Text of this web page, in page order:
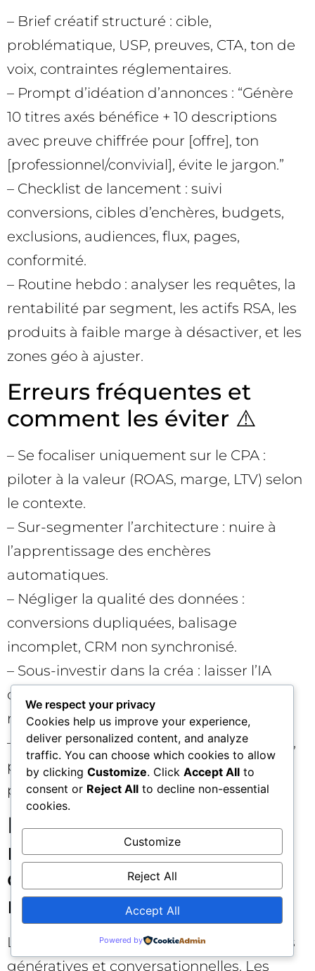
– Brief créatif structuré : cible,
problématique, USP, preuves, CTA, ton de
voix, contraintes réglementaires.
– Prompt d’idéation d’annonces : “Génère
10 titres axés bénéfice + 10 descriptions
avec preuve chiffrée pour [offre], ton
[professionnel/convivial], évite le jargon.”
– Checklist de lancement : suivi
conversions, cibles d’enchères, budgets,
exclusions, audiences, flux, pages,
conformité.
– Routine hebdo : analyser les requêtes, la
rentabilité par segment, les actifs RSA, les
produits à faible marge à désactiver, et les
zones géo à ajuster.
Erreurs fréquentes et
comment les éviter ⚠️
– Se focaliser uniquement sur le CPA :
piloter à la valeur (ROAS, marge, LTV) selon
le contexte.
– Sur-segmenter l’architecture : nuire à
l’apprentissage des enchères
automatiques.
– Négliger la qualité des données :
conversions dupliquées, balisage
incomplet, CRM non synchronisé.
– Sous-investir dans la créa : laisser l’IA
combiner des actifs moyens mène à des
résultats moyens.
– Ignorer la post-click experience : vitesse,
pertinence, preuve sociale et frictions
priment sur de nouvelles annonces.
Le futur du PPC :
recherche
conversationnelle et
nouvelles interfaces 🔮
La recherche évolue vers des expériences
génératives et conversationnelles. Les
We respect your privacy
Cookies help us improve your experience,
deliver personalized content, and analyze
traffic. You can choose which cookies to allow
by clicking Customize. Click Accept All to
consent or Reject All to decline non-essential
cookies.
Customize
Reject All
Accept All
Powered by